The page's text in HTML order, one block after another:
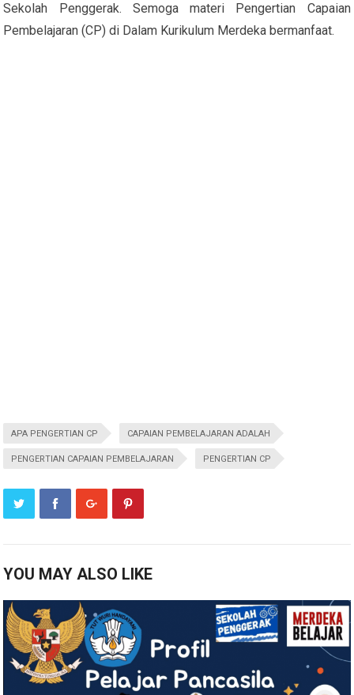
Sekolah Penggerak. Semoga materi Pengertian Capaian
Pembelajaran (CP) di Dalam Kurikulum Merdeka bermanfaat.
APA PENGERTIAN CP CAPAIAN PEMBELAJARAN ADALAH
PENGERTIAN CAPAIAN PEMBELAJARAN PENGERTIAN CP
YOU MAY ALSO LIKE